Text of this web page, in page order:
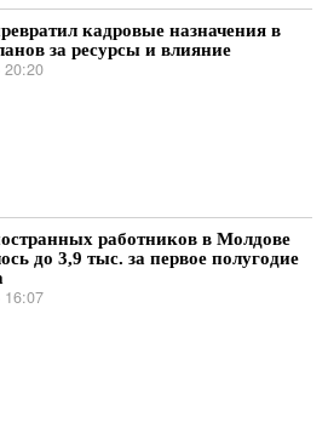
кадровые назначения в
за ресурсы и влияние
20:20
работников в Молдове
до 3,9 тыс. за первое полугодие
16:07